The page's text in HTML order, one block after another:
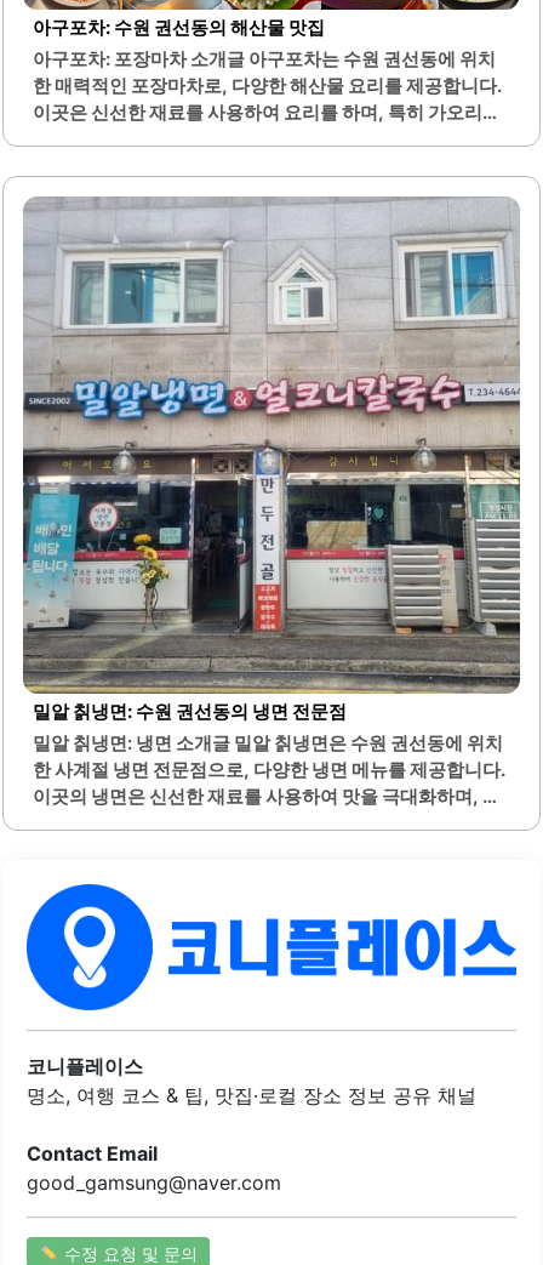
5만원이 안 되는 가격으로 즐길 수 있습니다. 이곳은 가족 단
위 방문객이나 친구들과의 모임에 적합한 장소로, 넓은 공간
과 쾌적한 환경을 갖추고 있습니다.또한, 주차 공간이 마련되
어 있어 차량 이용 시에도 편리합니다. 인계동에서 삼겹살과
차돌박이를 즐기고 싶다면 이곳이 최적의..
아구포차: 수원 권선동의 해산물 맛집
아구포차: 포장마차 소개글 아구포차는 수원 권선동에 위치
한 매력적인 포장마차로, 다양한 해산물 요리를 제공합니다.
이곳은 신선한 재료를 사용하여 요리를 하며, 특히 가오리찜
습니다.생새우회는 탱글탱글한 식감과 신선한 맛이 특징이
며, 제철 메뉴로 항상 많은 이들의 관심을 받고 있습니다. 아
구포차는 아늑한 분위기 속에서 친구나 가족과 함께 즐기기
좋은 장소입니다. 기본 반찬도 깔끔하게 제공되며, 두부와 전
은 식사 전 입맛을 돋우기에 적합합니다.소주, 맥주, 막걸리
와 함께 다양한 메뉴를 즐길 수 있어 술자리에도 적합합니다.
가게 내부는 편안하고 친절한 직원들이 있어 더욱 기분 좋은
식사를 경험할 수 있습니다. 메뉴 구성은 다양하고 가격대도
적당하여 많은 이들이 만족할..
밀알 칡냉면: 수원 권선동의 냉면 전문점
밀알 칡냉면: 냉면 소개글 밀알 칡냉면은 수원 권선동에 위치
한 사계절 냉면 전문점으로, 다양한 냉면 메뉴를 제공합니다.
이곳의 냉면은 신선한 재료를 사용하여 맛을 극대화하며, 특
짧습니다.또한, 이곳의 육수는 시판 제품이 아닌 직접 제조하
여 제공되므로 더욱 깊은 맛을 느낄 수 있습니다. 비빔냉면과
물냉면 모두 제공되며, 비빔냉면은 고소한 참기름과 깨가 들
어가 있어 풍미가 뛰어납니다. 직원들은 친절하고 서비스가
좋으며, 고객을 위해 최선을 다하는 모습이 인상적입니다.밀
알 칡냉면은 혼자서도 편안하게 식사할 수 있는 분위기를 제
공하며, 가족 단위 방문객에게도 적합한..
코니플레이스
명소, 여행 코스 & 팁, 맛집·로컬 장소 정보 공유 채널
Contact Email
good_gamsung@naver.com
수정 요청 및 문의